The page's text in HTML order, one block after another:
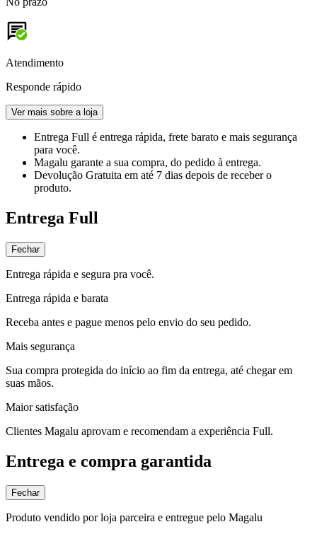
Atendimento
Responde rápido
Ver mais sobre a loja
Entrega Full é entrega rápida, frete barato e mais segurança
para você.
Magalu garante a sua compra, do pedido à entrega.
Devolução Gratuita em até 7 dias depois de receber o
produto.
Entrega Full
Fechar
Entrega rápida e segura pra você.
Entrega rápida e barata
Receba antes e pague menos pelo envio do seu pedido.
Mais segurança
Sua compra protegida do início ao fim da entrega, até chegar em
suas mãos.
Maior satisfação
Clientes Magalu aprovam e recomendam a experiência Full.
Entrega e compra garantida
Fechar
Produto vendido por loja parceira e entregue pelo Magalu